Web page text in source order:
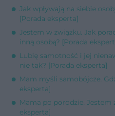
Jak wpływają na siebie
[Porada eksperta]
Jestem w związku. Jak
inną osobą? [Porada
Lubię samotność i jej
nie tak? [Porada eksperta]
Mam myśli samobójcze.
eksperta]
Mama po porodzie. Jestem
eksperta]